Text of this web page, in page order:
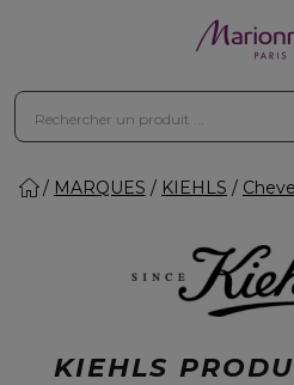
MARQUES KIEHLS
KIEHLS